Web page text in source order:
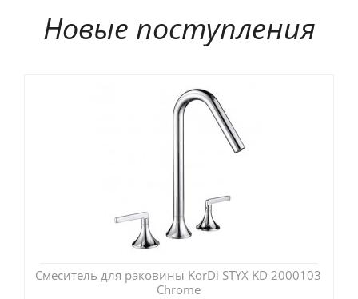
Новые поступления
Смеситель для раковины KorDi STYX KD 2000103
Chrome